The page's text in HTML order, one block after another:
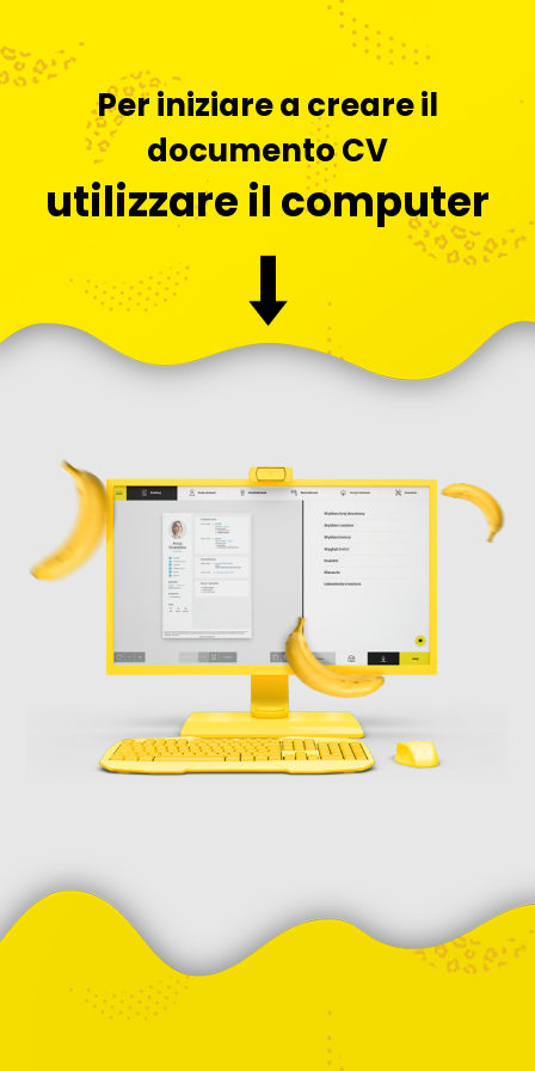
Per iniziare a creare il
documento CV
utilizzare il computer